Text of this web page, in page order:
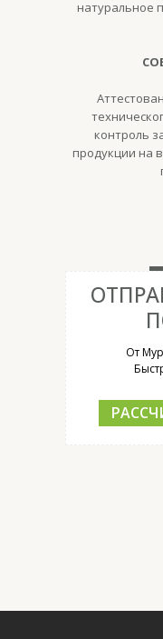
натуральное
контроль
продукции на
От